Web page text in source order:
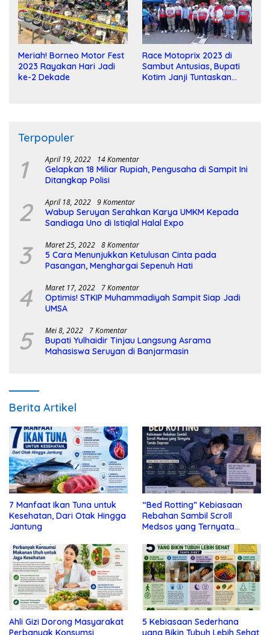
Meriah! Borneo Motor Fest
2023 Rayakan Hari Jadi
ke-2 Dekade
Race Motoprix 2023 di
Sambut Antusias, Bupati
Kotim Janji Tuntaskan
Terpopuler
1 April 19, 2022 14 Komentar
Gelapkan 18 Miliar Rupiah, Pengusaha di Sampit Ini
Ditangkap Polisi
2 April 18, 2022 9 Komentar
Wabup Seruyan Serahkan Karya UMKM Kepada
Sandiaga Uno di Istiqlal Halal Expo
3 Maret 25, 2022 8 Komentar
5 Cara Menunjukkan Ketulusan Cinta pada
Pasangan, Menghargai Sepenuh Hati
4 Maret 17, 2022 7 Komentar
Optimis! STKIP Muhammadiyah Sampit Siap Jadi
UMSA
5 Mei 8, 2022 7 Komentar
Bupati Yulhaidir Tinjau Langsung Asrama
Mahasiswa Seruyan di Banjarmasin
Berita Artikel
7 Manfaat Ikan Tuna untuk
Kesehatan, Dari Otak Hingga
Jantung
“Bed Rotting” Kebiasaan
Rebahan Sambil Scroll
Medsos yang Ternyata
Ahli Gizi Dorong Masyarakat
Perbanyak Konsumsi
5 Kebiasaan Sederhana
yang Bikin Tubuh Lebih Sehat